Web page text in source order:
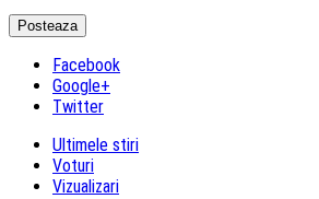
Facebook
Google+
Twitter
Ultimele stiri
Voturi
Vizualizari